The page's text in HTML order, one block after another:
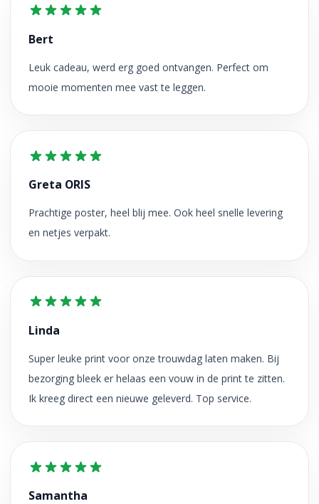
Bert
Leuk cadeau, werd erg goed ontvangen. Perfect om
mooie momenten mee vast te leggen.
Greta ORIS
Prachtige poster, heel blij mee. Ook heel snelle levering
en netjes verpakt.
Linda
Super leuke print voor onze trouwdag laten maken. Bij
bezorging bleek er helaas een vouw in de print te zitten.
Ik kreeg direct een nieuwe geleverd. Top service.
Samantha